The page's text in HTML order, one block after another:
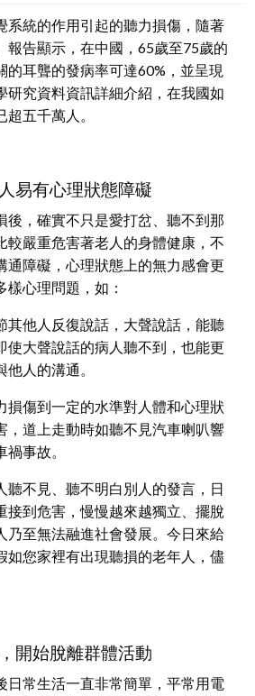
系統的作用引起的聽力損傷，隨著
報告顯示，在中國，65歲至75歲的
的耳聾的發病率可達60%，並呈現
研究資料資訊詳細介紹，在我國如
五千萬人。
易有心理狀態障礙
後，確實不只是愛打岔、聽不到那
較嚴重危害著老人的身體健康，不
通障礙，心理狀態上的無力感會更
心理問題，如：
其他人反復說話，大聲說話，能聽
使大聲說話的病人聽不到，也能更
人的溝通。
損傷到一定的水準對人體和心理狀
，道上走動時如聽不見汽車喇叭響
事故。
聽不見、聽不明白別人的發言，日
接到危害，慢慢越來越獨立、擺脫
乃至無法融進社會發展。今日來給
如您家裡有出現聽損的老年人，儘
開始脫離群體活動
日常生活一直非常簡單，平常用電